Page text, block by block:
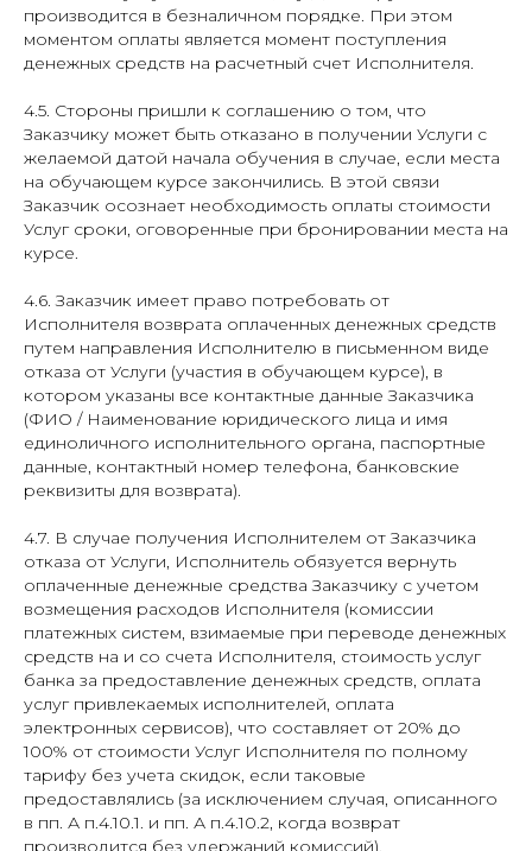
производится в безналичном порядке. При этом
моментом оплаты является момент поступления
денежных средств на расчетный счет Исполнителя.
4.5. Стороны пришли к соглашению о том, что
Заказчику может быть отказано в получении Услуги с
желаемой датой начала обучения в случае, если места
на обучающем курсе закончились. В этой связи
Заказчик осознает необходимость оплаты стоимости
Услуг сроки, оговоренные при бронировании места на
курсе.
4.6. Заказчик имеет право потребовать от
Исполнителя возврата оплаченных денежных средств
путем направления Исполнителю в письменном виде
отказа от Услуги (участия в обучающем курсе), в
котором указаны все контактные данные Заказчика
(ФИО / Наименование юридического лица и имя
единоличного исполнительного органа, паспортные
данные, контактный номер телефона, банковские
реквизиты для возврата).
4.7. В случае получения Исполнителем от Заказчика
отказа от Услуги, Исполнитель обязуется вернуть
оплаченные денежные средства Заказчику с учетом
возмещения расходов Исполнителя (комиссии
платежных систем, взимаемые при переводе денежных
средств на и со счета Исполнителя, стоимость услуг
банка за предоставление денежных средств, оплата
услуг привлекаемых исполнителей, оплата
электронных сервисов), что составляет от 20% до
100% от стоимости Услуг Исполнителя по полному
тарифу без учета скидок, если таковые
предоставлялись (за исключением случая, описанного
в пп. А п.4.10.1. и пп. А п.4.10.2, когда возврат
производится без удержаний комиссий).